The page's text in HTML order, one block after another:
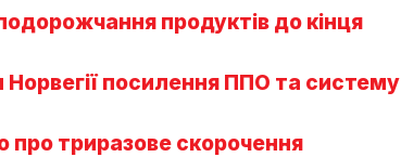
продуктів до кінця
посилення ППО та систему
про триразове скорочення